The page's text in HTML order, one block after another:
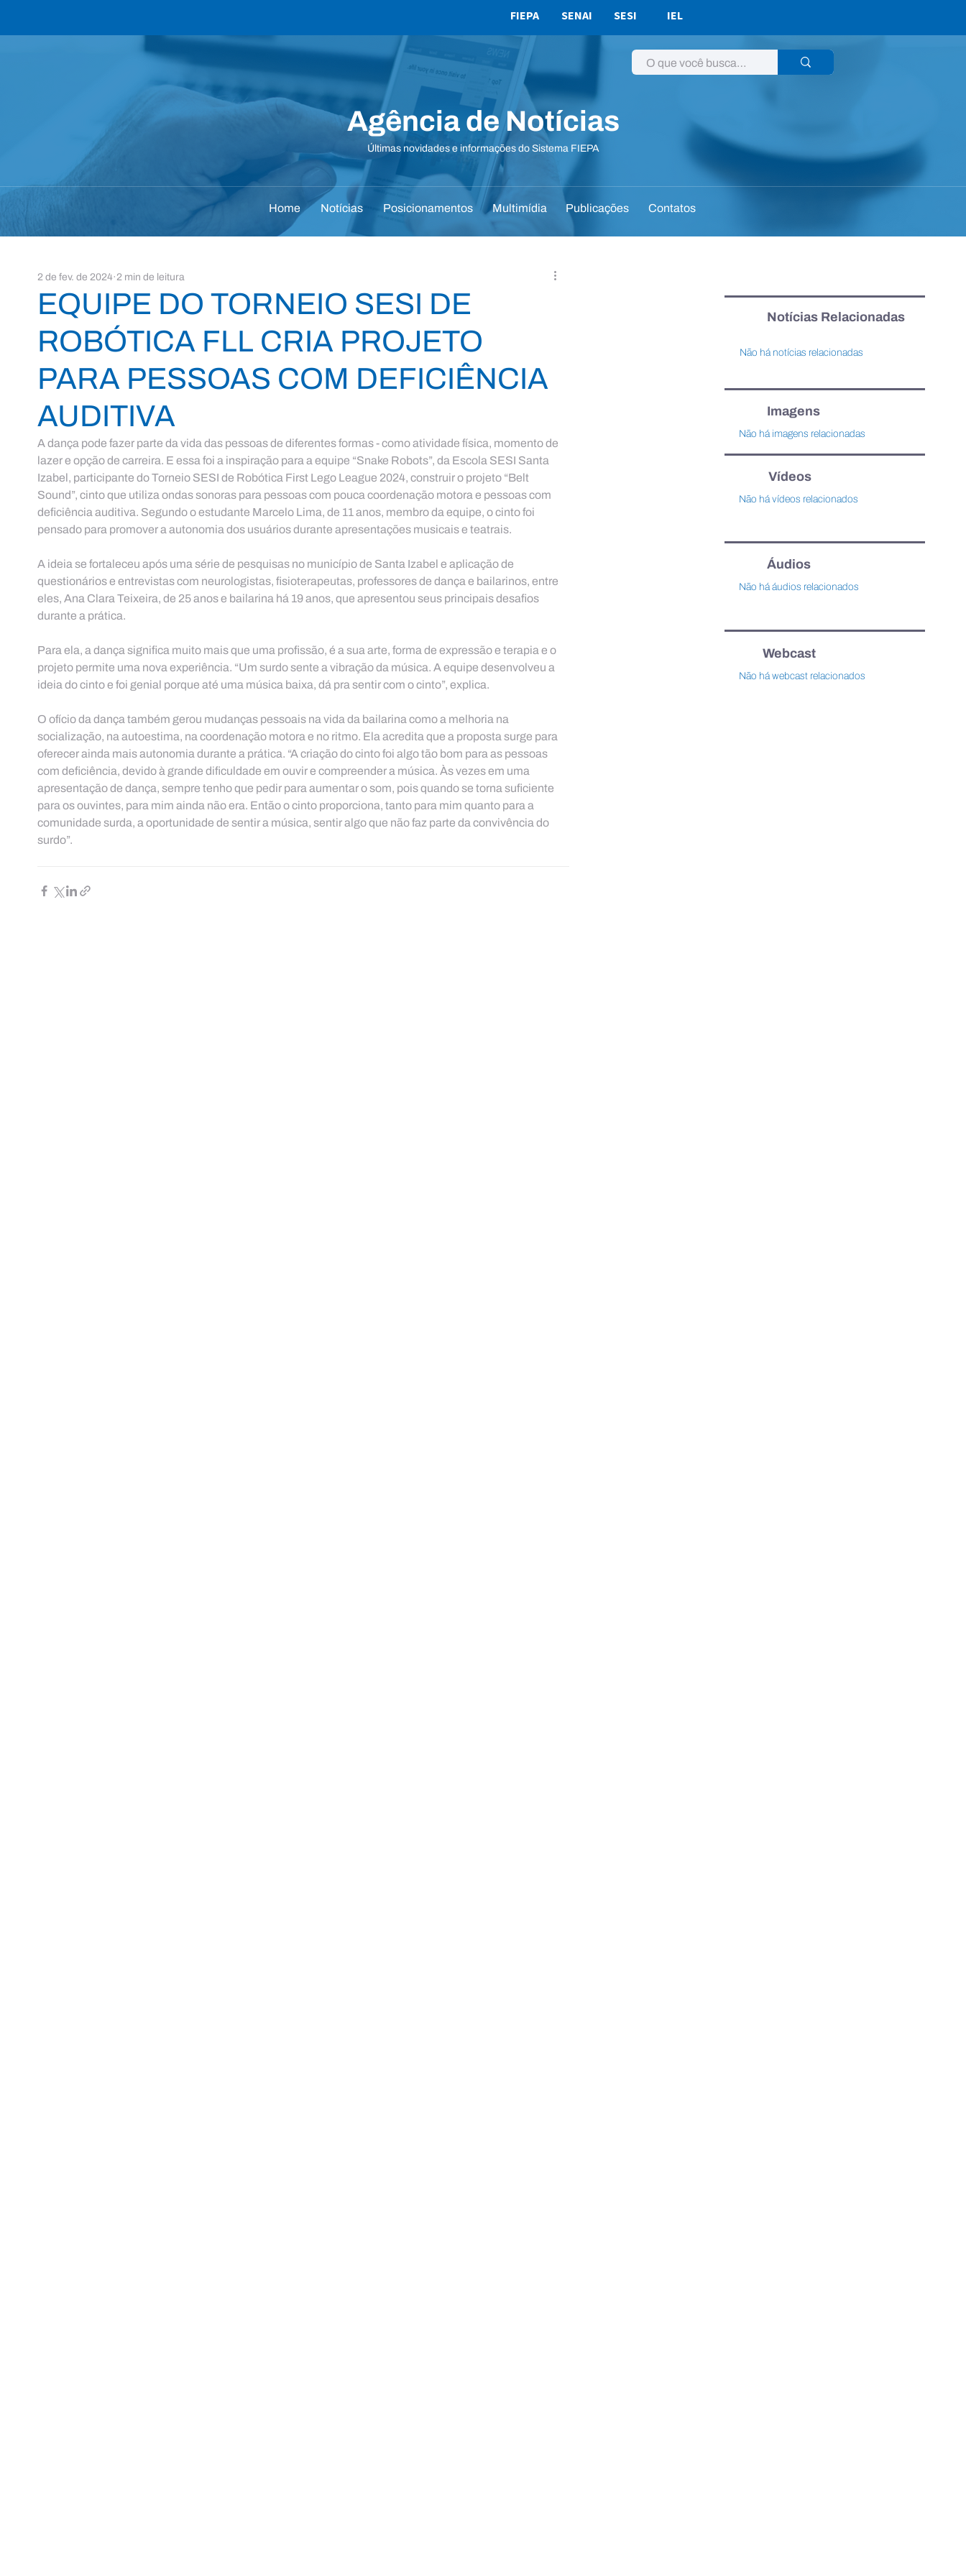
FIEPA SENAI SESI IEL
Agência de Notícias
Últimas novidades e informações do Sistema FIEPA
Home Notícias Posicionamentos Multimídia Publicações Contatos
EQUIPE DO TORNEIO SESI DE
ROBÓTICA FLL CRIA PROJETO
PARA PESSOAS COM DEFICIÊNCIA
AUDITIVA
2 de fev. de 2024 2 min de leitura
A dança pode fazer parte da vida das pessoas de diferentes formas - como atividade física, momento de
lazer e opção de carreira. E essa foi a inspiração para a equipe “Snake Robots”, da Escola SESI Santa
Izabel, participante do Torneio SESI de Robótica First Lego League 2024, construir o projeto “Belt
Sound”, cinto que utiliza ondas sonoras para pessoas com pouca coordenação motora e pessoas com
deficiência auditiva. Segundo o estudante Marcelo Lima, de 11 anos, membro da equipe, o cinto foi
pensado para promover a autonomia dos usuários durante apresentações musicais e teatrais.
A ideia se fortaleceu após uma série de pesquisas no município de Santa Izabel e aplicação de
questionários e entrevistas com neurologistas, fisioterapeutas, professores de dança e bailarinos, entre
eles, Ana Clara Teixeira, de 25 anos e bailarina há 19 anos, que apresentou seus principais desafios
durante a prática.
Para ela, a dança significa muito mais que uma profissão, é a sua arte, forma de expressão e terapia e o
projeto permite uma nova experiência. “Um surdo sente a vibração da música. A equipe desenvolveu a
ideia do cinto e foi genial porque até uma música baixa, dá pra sentir com o cinto”, explica.
O ofício da dança também gerou mudanças pessoais na vida da bailarina como a melhoria na
socialização, na autoestima, na coordenação motora e no ritmo. Ela acredita que a proposta surge para
oferecer ainda mais autonomia durante a prática. “A criação do cinto foi algo tão bom para as pessoas
com deficiência, devido à grande dificuldade em ouvir e compreender a música. Às vezes em uma
apresentação de dança, sempre tenho que pedir para aumentar o som, pois quando se torna suficiente
para os ouvintes, para mim ainda não era. Então o cinto proporciona, tanto para mim quanto para a
comunidade surda, a oportunidade de sentir a música, sentir algo que não faz parte da convivência do
surdo”.
Notícias Relacionadas
Não há notícias relacionadas
Imagens
Não há imagens relacionadas
Vídeos
Não há vídeos relacionados
Áudios
Não há áudios relacionados
Webcast
Não há webcast relacionados